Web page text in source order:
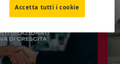
Accetta tutti i cookie